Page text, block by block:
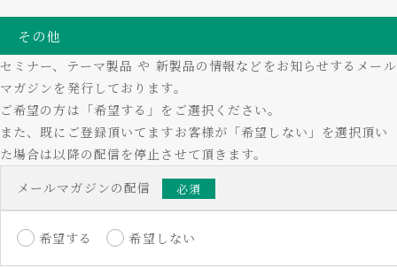
その他
セミナー、テーマ製品 や 新製品の情報などをお知らせするメール
マガジンを発行しております。
ご希望の方は「希望する」をご選択ください。
また、既にご登録頂いてますお客様が「希望しない」を選択頂い
た場合は以降の配信を停止させて頂きます。
メールマガジンの配信
必須
希望する 希望しない